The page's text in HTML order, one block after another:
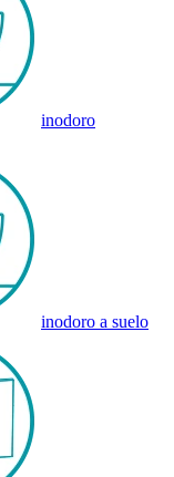
inodoro
inodoro a suelo